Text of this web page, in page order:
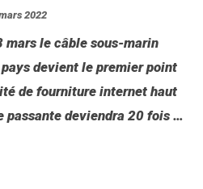
2022
mars le câble sous-marin
pays devient le premier point
de fourniture internet haut
passante deviendra 20 fois …